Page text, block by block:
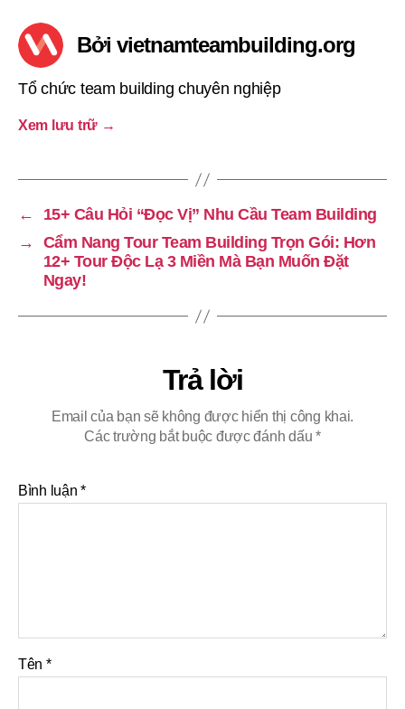
Bởi vietnamteambuilding.org
Tổ chức team building chuyên nghiệp
Xem lưu trữ →
←
15+ Câu Hỏi “Đọc Vị” Nhu Cầu Team Building
→
Cẩm Nang Tour Team Building Trọn Gói: Hơn
12+ Tour Độc Lạ 3 Miền Mà Bạn Muốn Đặt
Ngay!
Trả lời
Email của bạn sẽ không được hiển thị công khai.
Các trường bắt buộc được đánh dấu*
Bình luận*
Tên *